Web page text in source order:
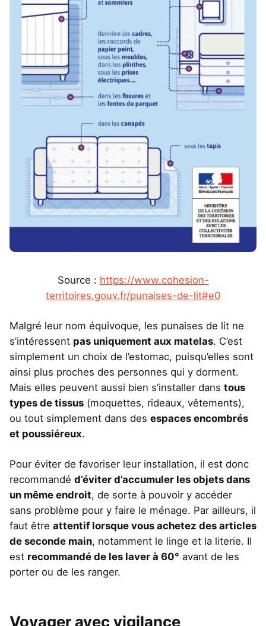
Source : https://www.cohesion-
territoires.gouv.fr/punaises-de-lit#e0
Malgré leur nom équivoque, les punaises de lit ne
s’intéressent pas uniquement aux matelas. C’est
simplement un choix de l’estomac, puisqu’elles sont
ainsi plus proches des personnes qui y dorment.
Mais elles peuvent aussi bien s’installer dans tous
types de tissus (moquettes, rideaux, vêtements),
ou tout simplement dans des espaces encombrés
et poussiéreux.
Pour éviter de favoriser leur installation, il est donc
recommandé d’éviter d’accumuler les objets dans
un même endroit, de sorte à pouvoir y accéder
sans problème pour y faire le ménage. Par ailleurs, il
faut être attentif lorsque vous achetez des articles
de seconde main, notamment le linge et la literie. Il
est recommandé de les laver à 60° avant de les
porter ou de les ranger.
Voyager avec vigilance